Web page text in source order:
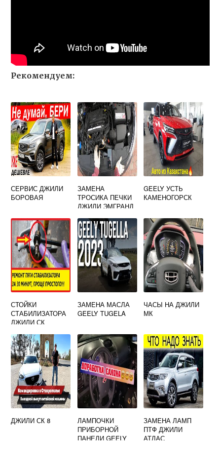
Рекомендуем:
СЕРВИС ДЖИЛИ
БОРОВАЯ
ЗАМЕНА
ТРОСИКА ПЕЧКИ
ДЖИЛИ ЭМГРАНД
GEELY УСТЬ
КАМЕНОГОРСК
СТОЙКИ
СТАБИЛИЗАТОРА
ДЖИЛИ СК
ЗАМЕНА МАСЛА
GEELY TUGELA
ЧАСЫ НА ДЖИЛИ
МК
ДЖИЛИ СК 8
ЛАМПОЧКИ
ПРИБОРНОЙ
ПАНЕЛИ GEELY
ЗАМЕНА ЛАМП
ПТФ ДЖИЛИ
АТЛАС